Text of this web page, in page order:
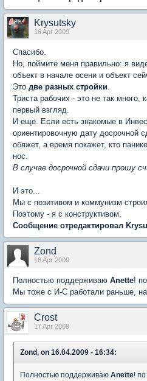
Krysutsky
16 Apr 2009
Спасибо.
Но, поймите меня правильно: я
объект в начале осени и объект
Это две разных стройки
Триста рабочих - это не так много,
первый взгляд.
И еще. Если есть знакомые в
ориентировочную дату досрочной
обяжет, а время покажет, кто
нос.
В случае досрочной сдачи прошу
И это...
Мы с позитивом и коммунизм
Поэтому - я с конструктивом.
Сообщение отредактировал
Zond
16 Apr 2009
Полностью поддерживаю Anette!
Мы тоже с И-С работали раньше,
Crost
17 Apr 2009
Zond, on 16.04.2009 - 16:34:
Полностью поддерживаю Anette!